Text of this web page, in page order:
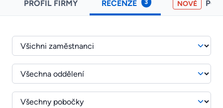
PROFIL FIRMY RECENZE 3 NOVÉ